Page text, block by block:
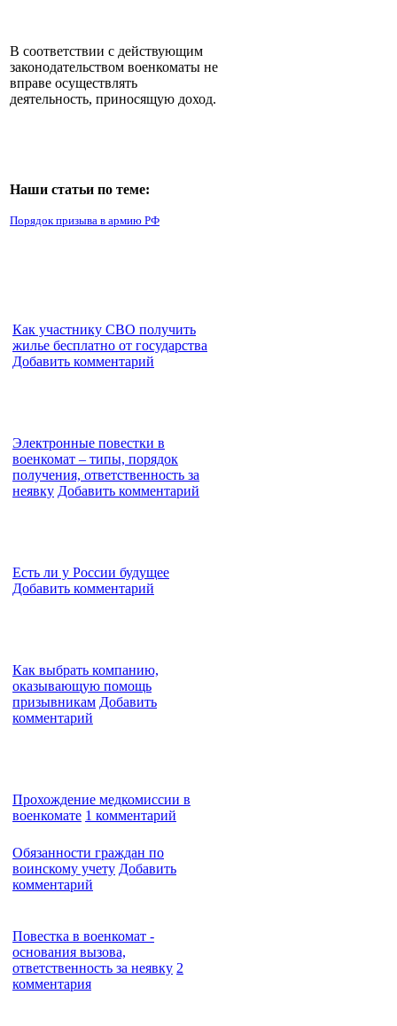
В соответствии с действующим
законодательством военкоматы не
вправе осуществлять
деятельность, приносящую доход.
Наши статьи по теме:
Порядок призыва в армию РФ
Как участнику СВО получить
жилье бесплатно от государства
Добавить комментарий
Электронные повестки в
военкомат – типы, порядок
получения, ответственность за
неявку Добавить комментарий
Есть ли у России будущее
Добавить комментарий
Как выбрать компанию,
оказывающую помощь
призывникам Добавить
комментарий
Прохождение медкомиссии в
военкомате 1 комментарий
Обязанности граждан по
воинскому учету Добавить
комментарий
Повестка в военкомат -
основания вызова,
ответственность за неявку 2
комментария